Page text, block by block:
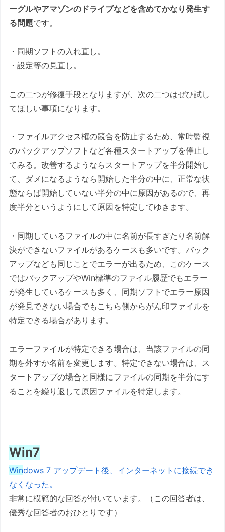
ーグルやアマゾンのドライブなどを含めてかなり発生す
る問題です。
・同期ソフトの入れ直し。
・設定等の見直し。
この二つが修復手段となりますが、次の二つはぜひ試し
てほしい事項になります。
・ファイルアクセス権の競合を防止するため、常時監視
のバックアップソフトなど各種スタートアップを停止し
てみる。改善するようならスタートアップを半分開始し
て、ダメになるようなら開始した半分の中に、正常な状
態ならば開始していない半分の中に原因があるので、再
度半分というようにして原因を特定してゆきます。
・同期しているファイルの中に名前が長すぎたり名前解
決ができないファイルがあるケースも多いです。バック
アップなども同じことでエラーが出るため、このケース
ではバックアップやWin標準のファイル履歴でもエラー
が発生しているケースも多く、同期ソフトでエラー原因
が発見できない場合でもこちら側からがん印ファイルを
特定できる場合があります。
エラーファイルが特定できる場合は、当該ファイルの同
期を外すか名前を変更します。特定できない場合は、ス
タートアップの場合と同様にファイルの同期を半分にす
ることを繰り返して原因ファイルを特定します。
Win7
Windows 7 アップデート後、インターネットに接続でき
なくなった。
非常に模範的な回答が付いています。（この回答者は、
優秀な回答者のおひとりです）